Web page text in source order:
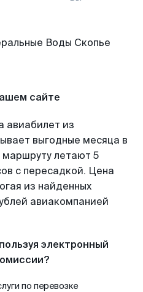
сайте
авиабилет из
выгодные месяца в
летают 5
с пересадкой. Цена
из найденных
авиакомпанией
электронный
по перевозке